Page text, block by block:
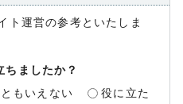
ト運営の参考といたしま
ちましたか？
もいえない
役に立た